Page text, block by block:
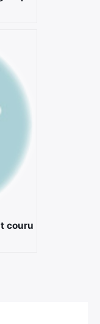
couru